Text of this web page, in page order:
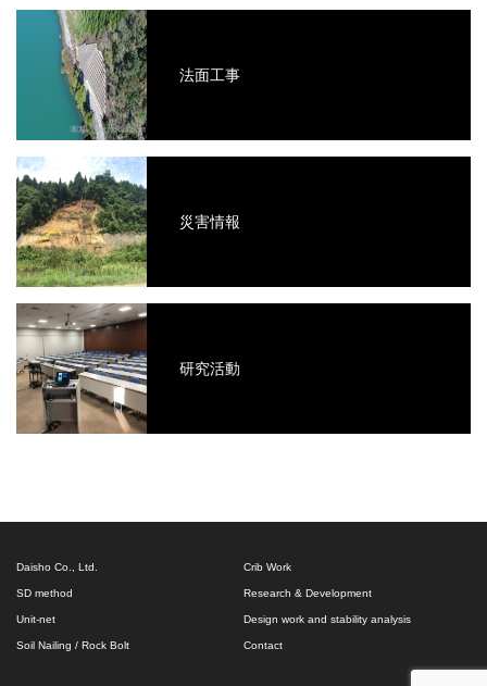
法面工事
災害情報
研究活動
Daisho Co., Ltd.
SD method
Unit-net
Soil Nailing / Rock Bolt
Crib Work
Research & Development
Design work and stability analysis
Contact